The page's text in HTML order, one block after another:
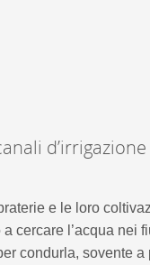
d’irrigazione
e le loro
cercare l’acqua nei
condurla, sovente a